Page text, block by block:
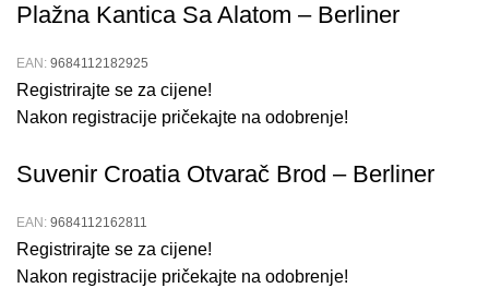
kvalitetnim i sigurnim igračkama za plažuIdealan za sve
Način Upotrebe Kantice S Alatom Za
kanticu, lopatice i kalupe.
Korištenje:Djeca mogu koristiti lopatice za kopanje i
oblikovanje pijeska, koristeći kalupe za stvaranje
Plažna Kantica Sa Alatom – Berliner
EAN: 9684112182925
Registrirajte se za cijene!
Nakon registracije pričekajte na odobrenje!
Suvenir Croatia Otvarač Brod – Berliner
EAN: 9684112162811
Registrirajte se za cijene!
Nakon registracije pričekajte na odobrenje!